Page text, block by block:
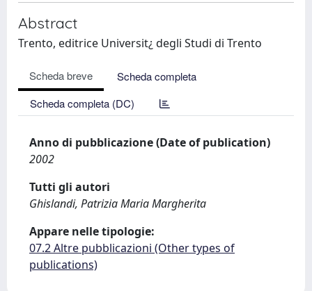
Abstract
Trento, editrice Universit¿ degli Studi di Trento
Scheda breve
Scheda completa
Scheda completa (DC)
Anno di pubblicazione (Date of publication)
2002
Tutti gli autori
Ghislandi, Patrizia Maria Margherita
Appare nelle tipologie:
07.2 Altre pubblicazioni (Other types of
publications)